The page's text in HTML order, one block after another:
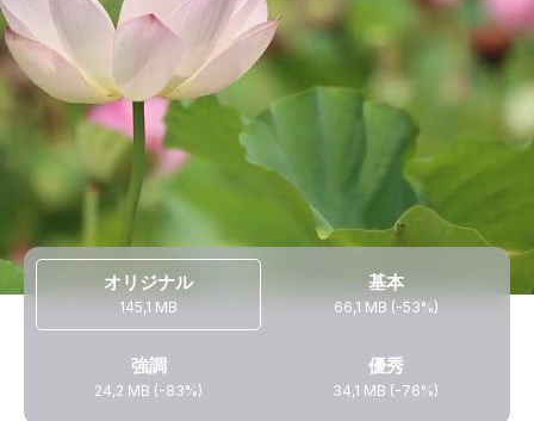
オリジナル
145,1 MB
基本
66,1 MB (-53%)
強調
24,2 MB (-83%)
優秀
34,1 MB (-76%)